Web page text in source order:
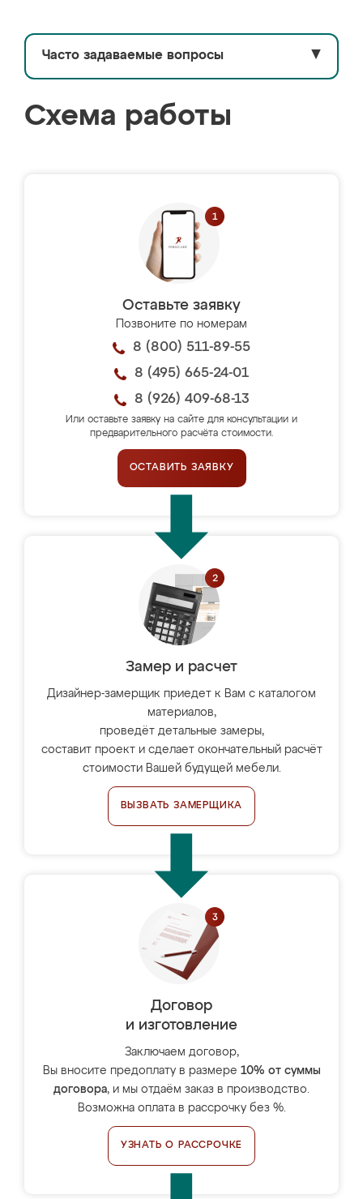
Часто задаваемые вопросы ▼
Схема работы
Оставьте заявку
Позвоните по номерам
8 (800) 511-89-55
8 (495) 665-24-01
8 (926) 409-68-13
Или оставьте заявку на сайте для консультации и
предварительного расчёта стоимости.
ОСТАВИТЬ ЗАЯВКУ
Замер и расчет
Дизайнер-замерщик приедет к Вам с каталогом
материалов,
проведёт детальные замеры,
составит проект и сделает окончательный расчёт
стоимости Вашей будущей мебели.
ВЫЗВАТЬ ЗАМЕРЩИКА
Договор
и изготовление
Заключаем договор,
Вы вносите предоплату в размере 10% от суммы
договора, и мы отдаём заказ в производство.
Возможна оплата в рассрочку без %.
УЗНАТЬ О РАССРОЧКЕ